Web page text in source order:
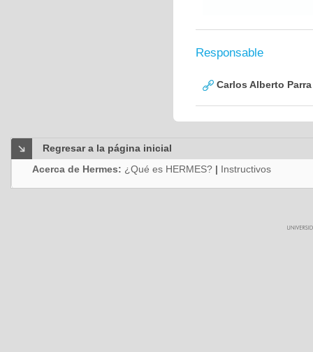
Responsable
Carlos Alberto
Regresar a la página inicial
Acerca de Hermes: ¿Qué es HERMES? | Instructivos